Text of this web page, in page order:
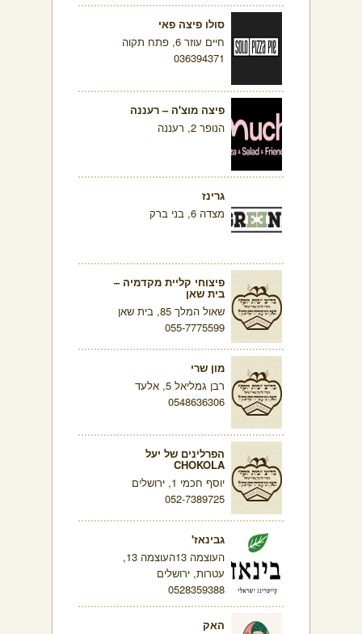
סולו פיצה פאי
חיים עוזר 6, פתח תקוה
036394371
פיצה מוצ'ה – רעננה
הנופר 2, רעננה
גרינז
מצדה 6, בני ברק
פיצוחי קליית מקדמיה –
בית שאן
שאול המלך 85, בית שאן
055-7775599
מון שרי
רבן גמליאל 5, אלעד
0548636306
הפרלינים של יעל
CHOKOLA
יוסף חכמי 1, ירושלים
052-7389725
גבינאז'
העוצמה 13העוצמה 13,
עטרות, ירושלים
0528359388
האק